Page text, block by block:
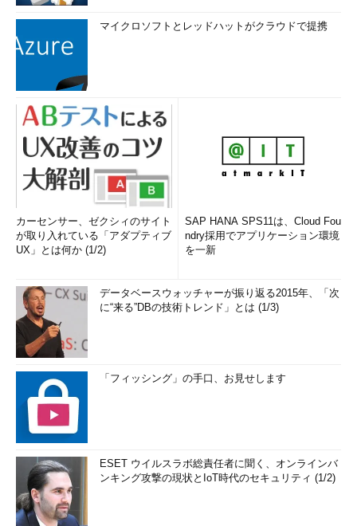
マイクロソフトとレッドハットがクラウドで提携
カーセンサー、ゼクシィのサイト
が取り入れている「アダプティブ
UX」とは何か (1/2)
SAP HANA SPS11は、Cloud Fou
ndry採用でアプリケーション環境
を一新
データベースウォッチャーが振り返る2015年、「次
に“来る”DBの技術トレンド」とは (1/3)
「フィッシング」の手口、お見せします
ESET ウイルスラボ総責任者に聞く、オンラインバ
ンキング攻撃の現状とIoT時代のセキュリティ (1/2)